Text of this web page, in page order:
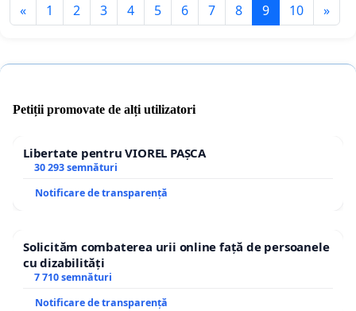
« 1 2 3 4 5 6 7 8 9 10 »
Petiții promovate de alți utilizatori
Libertate pentru VIOREL PAȘCA
30 293 semnături
Notificare de transparență
Solicităm combaterea urii online față de persoanele
cu dizabilități
7 710 semnături
Notificare de transparență